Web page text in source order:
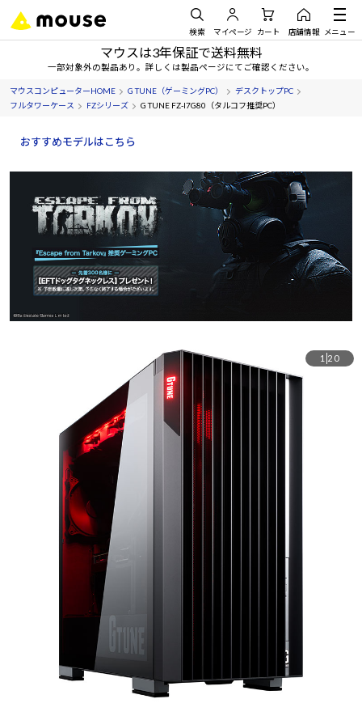
検索 マイページ カート 店舗情報 メニュー
マウスは3年保証で送料無料
一部対象外の製品あり。詳しくは製品ページにてご確認ください。
マウスコンピューターHOME G TUNE（ゲーミングPC）
デスクトップPC
フルタワーケース
FZシリーズ G TUNE FZ-I7G80（タルコフ推奨PC）
おすすめモデルはこちら
1 20